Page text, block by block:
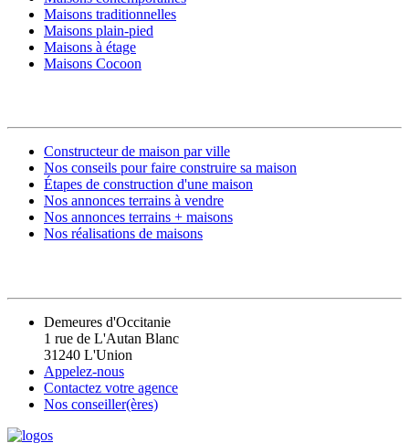
Maisons traditionnelles
Maisons plain-pied
Maisons à étage
Maisons Cocoon
Constructeur de maison par ville
Nos conseils pour faire construire sa maison
Étapes de construction d'une maison
Nos annonces terrains à vendre
Nos annonces terrains + maisons
Nos réalisations de maisons
Demeures d'Occitanie
1 rue de L'Autan Blanc
31240 L'Union
Appelez-nous
Contactez votre agence
Nos conseiller(ères)